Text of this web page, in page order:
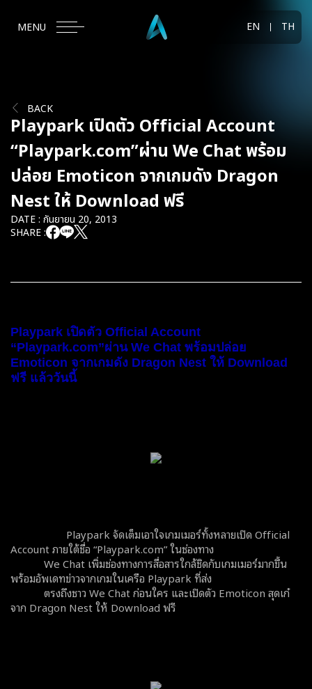
MENU EN TH
BACK
Playpark เปิดตัว Official Account
“Playpark.com”ผ่าน We Chat พร้อม
ปล่อย Emoticon จากเกมดัง Dragon
Nest ให้ Download ฟรี
DATE : กันยายน 20, 2013
SHARE :
Playpark เปิดตัว Official Account
“Playpark.com”ผ่าน We Chat พร้อมปล่อย
Emoticon จากเกมดัง Dragon Nest ให้ Download
ฟรี แล้ววันนี้
Playpark จัดเต็มเอาใจเกมเมอร์ทั้งหลายเปิด Official
Account ภายใต้ชื่อ “Playpark.com” ในช่องทาง
We Chat เพิ่มช่องทางการสื่อสารใกล้ชิดกับเกมเมอร์มากขึ้น
พร้อมอัพเดทข่าวจากเกมในเครือ Playpark ที่ส่ง
ตรงถึงชาว We Chat ก่อนใคร และเปิดตัว Emoticon สุดเก๋
จาก Dragon Nest ให้ Download ฟรี